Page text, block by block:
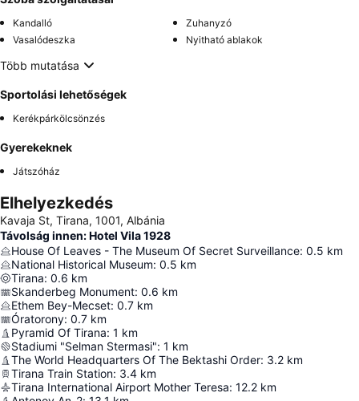
Kandalló
Zuhanyzó
Vasalódeszka
Nyitható ablakok
Több mutatása
Sportolási lehetőségek
Kerékpárkölcsönzés
Gyerekeknek
Játszóház
Elhelyezkedés
Kavaja St, Tirana, 1001, Albánia
Távolság innen: Hotel Vila 1928
House Of Leaves - The Museum Of Secret Surveillance: 0.5 km
National Historical Museum: 0.5 km
Tirana: 0.6 km
Skanderbeg Monument: 0.6 km
Ethem Bey-Mecset: 0.7 km
Óratorony: 0.7 km
Pyramid Of Tirana: 1 km
Stadiumi "Selman Stermasi": 1 km
The World Headquarters Of The Bektashi Order: 3.2 km
Tirana Train Station: 3.4 km
Tirana International Airport Mother Teresa: 12.2 km